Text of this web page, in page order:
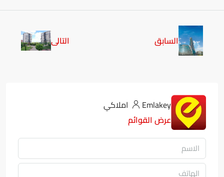
السابق التالى
Emlakey املاكي
عرض القوائم